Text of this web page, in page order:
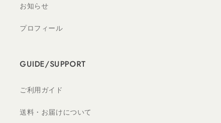
お知らせ
プロフィール
GUIDE/SUPPORT
ご利用ガイド
送料・お届けについて